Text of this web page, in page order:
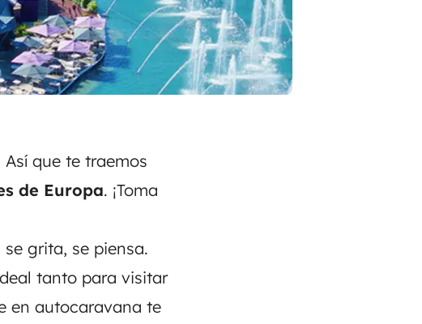
que te traemos
de Europa. ¡Toma
grita, se piensa.
tanto para visitar
en autocaravana te